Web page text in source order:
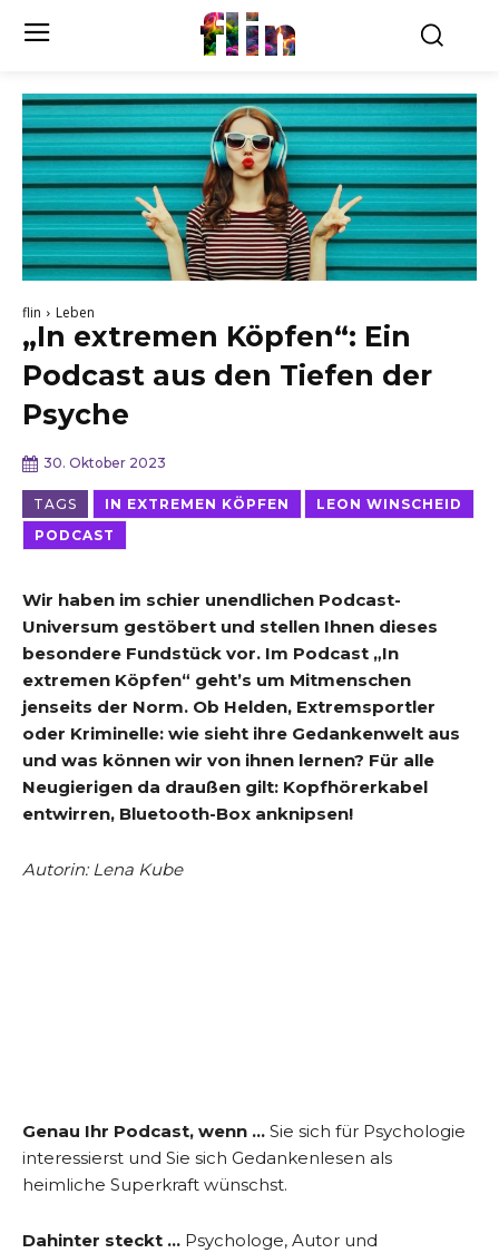
flin
flin Leben
„In extremen Köpfen“: Ein
Podcast aus den Tiefen der
Psyche
30. Oktober 2023
TAGS IN EXTREMEN KÖPFEN
LEON WINSCHEID
PODCAST
Wir haben im schier unendlichen Podcast-
Universum gestöbert und stellen Ihnen dieses
besondere Fundstück vor. Im Podcast „In
extremen Köpfen“ geht’s um Mitmenschen
jenseits der Norm. Ob Helden, Extremsportler
oder Kriminelle: wie sieht ihre Gedankenwelt aus
und was können wir von ihnen lernen? Für alle
Neugierigen da draußen gilt: Kopfhörerkabel
entwirren, Bluetooth-Box anknipsen!
Autorin: Lena Kube
Genau Ihr Podcast, wenn … Sie sich für Psychologie
interessierst und Sie sich Gedankenlesen als
heimliche Superkraft wünschst.
Dahinter steckt … Psychologe, Autor und